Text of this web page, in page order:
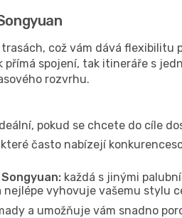
což vám dává flexibilitu
spojení, tak itineráře s
rozvrhu.
pokud se chcete do cíle
které často nabízejí
každá s jinými
vyhovuje vašemu stylu
a umožňuje vám snadno